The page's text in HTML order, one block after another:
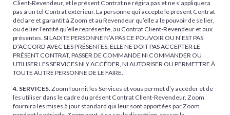
Client-Revendeur, et le présent Contrat ne régira pas et ne s’appliquera
pas à un tel Contrat extérieur. La personne qui accepte le présent Contrat
déclare et garantit à Zoom et au Revendeur qu’elle a le pouvoir de se lier,
ou de lier l’entité qu’elle représente, au Contrat Client-Revendeur et aux
présentes. SI LADITE PERSONNE N’A PAS CE POUVOIR OU N’EST PAS
D’ACCORD AVEC LES PRÉSENTES, ELLE NE DOIT PAS ACCEPTER LE
PRÉSENT CONTRAT, PASSER DE COMMANDE NI COMMANDER OU
UTILISER LES SERVICES NI Y ACCÉDER, NI AUTORISER OU PERMETTRE À
TOUTE AUTRE PERSONNE DE LE FAIRE.
4. SERVICES.Zoom fournit les Services et vous permet d’y accéder et de
les utiliser dans le cadre du présent Contrat Client-Revendeur. Zoom
fournira les mises à jour standard qui leur sont apportées par Zoom